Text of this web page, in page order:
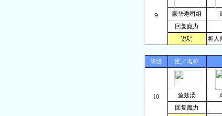
９ 豪华寿司组
回复魔力
说明
将人
等级 图／名称
10 鱼翅汤
回复魔力